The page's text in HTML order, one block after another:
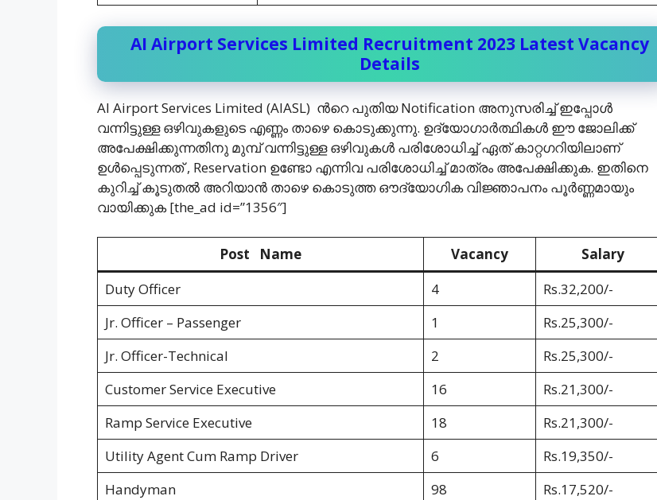
AI Airport Services Limited Recruitment 2023 Latest Vacancy
Details
AI Airport Services Limited (AIASL) ന്‍റെ പുതിയ Notification അനുസരിച്ച് ഇപ്പോള്‍
വന്നിട്ടുള്ള ഒഴിവുകളുടെ എണ്ണം താഴെ കൊടുക്കുന്നു. ഉദ്യോഗാര്‍ത്ഥികള്‍ ഈ ജോലിക്ക്
അപേക്ഷിക്കുന്നതിനു മുമ്പ് വന്നിട്ടുള്ള ഒഴിവുകള്‍ പരിശോധിച്ച് ഏത് കാറ്റഗറിയിലാണ്
ഉള്‍പ്പെടുന്നത് , Reservation ഉണ്ടോ എന്നിവ പരിശോധിച്ച് മാത്രം അപേക്ഷിക്കുക. ഇതിനെ
കുറിച്ച് കൂടുതല്‍ അറിയാന്‍ താഴെ കൊടുത്ത ഔദ്യോഗിക വിജ്ഞാപനം പൂര്‍ണ്ണമായും
വായിക്കുക [the_ad id=”1356″]
Post Name Vacancy
Salary
Duty Officer
4
Rs.32,200/-
Jr. Officer – Passenger
1
Rs.25,300/-
Jr. Officer-Technical
2
Rs.25,300/-
Customer Service Executive
16
Rs.21,300/-
Ramp Service Executive
18
Rs.21,300/-
Utility Agent Cum Ramp Driver
6
Rs.19,350/-
Handyman
98 Rs.17,520/-